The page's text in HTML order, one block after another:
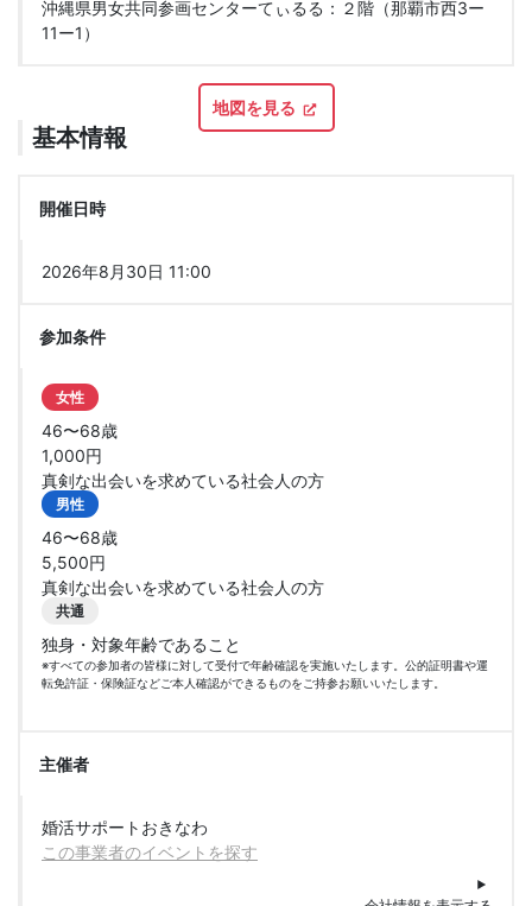
沖縄県男女共同参画センターてぃるる：２階（那覇市西3ー
11ー1）
地図を見る
基本情報
開催日時
2026年8月30日 11:00
参加条件
女性
46〜68歳
1,000円
真剣な出会いを求めている社会人の方
男性
46〜68歳
5,500円
真剣な出会いを求めている社会人の方
共通
独身・対象年齢であること
※すべての参加者の皆様に対して受付で年齢確認を実施いたします。公的証明書や運
転免許証・保険証などご本人確認ができるものをご持参お願いいたします。
主催者
婚活サポートおきなわ
この事業者のイベントを探す